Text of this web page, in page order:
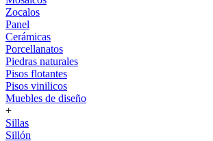
Zocalos
Panel
Cerámicas
Porcellanatos
Piedras naturales
Pisos flotantes
Pisos vinilicos
Muebles de diseño
+
Sillas
Sillón